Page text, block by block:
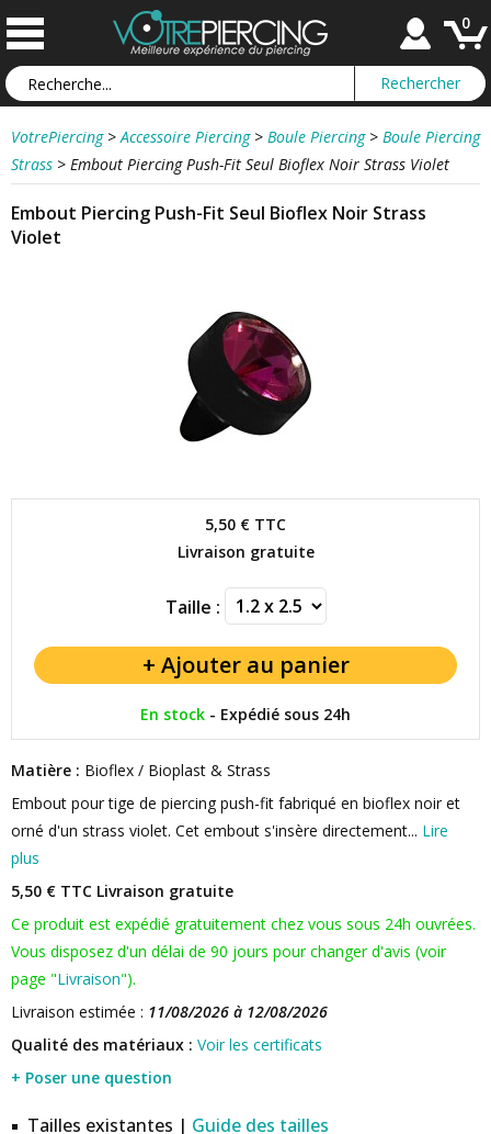
0
VotrePiercing > Accessoire Piercing > Boule Piercing > Boule Piercing
Strass > Embout Piercing Push-Fit Seul Bioflex Noir Strass Violet
Embout Piercing Push-Fit Seul Bioflex Noir Strass
Violet
5,50 € TTC
Livraison gratuite
Taille :
En stock - Expédié sous 24h
Matière : Bioflex / Bioplast & Strass
Embout pour tige de piercing push-fit fabriqué en bioflex noir et
orné d'un strass violet. Cet embout s'insère directement... Lire
plus
5,50 € TTC Livraison gratuite
Ce produit est expédié gratuitement chez vous sous 24h ouvrées.
Vous disposez d'un délai de 90 jours pour changer d'avis (voir
page "Livraison").
Livraison estimée : 11/08/2026 à 12/08/2026
Qualité des matériaux : Voir les certificats
+ Poser une question
Tailles existantes | Guide des tailles